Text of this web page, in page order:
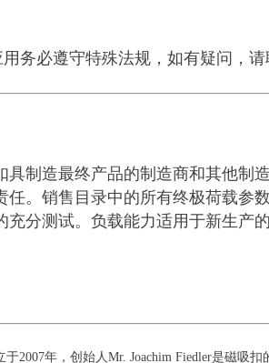
务必遵守特殊法规，如有疑问，请
制造最终产品的制造商和其他制
任。销售目录中的所有终极荷载参
充分测试。负载能力适用于新生产
年，创始人Mr. Joachim Fiedler是磁吸